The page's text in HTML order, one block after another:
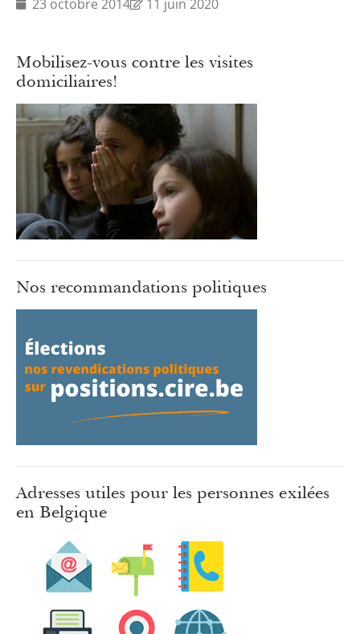
23 octobre 2014 11 juin 2020
Mobilisez-vous contre les visites
domiciliaires!
Nos recommandations politiques
Adresses utiles pour les personnes exilées
en Belgique